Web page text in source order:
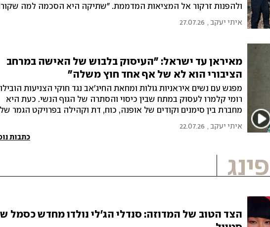
ולהפנות זרקור אל המציאות המדממת. "שתיקה היא הסכמה למה
איתי יעקב ,
27.07.26
מאיראן עד ישראל: "העיסוק בלבוש של האישה במרחב
הציבורי הוא לא של אף אחד חוץ משלה"
מפגש עם נשים איראניות גולות ומחאת החיג'אב נגד חוקי הצניעות
רומי קלמרו לעסוק במתח שבין כיסוי והסתרה של הגוף הנשי. כעת היא
מחברת בין סימנים וקודים של אופנה, כוח, דת וקהילה בפרויקט הגמר
איתי יעקב ,
22.07.26
כתבות
הצד הטוב של המדוזה: סנדלי הג'לי נולדו מחדש כסמל